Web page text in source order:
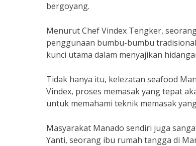
bergoyang.
Menurut Chef Vindex Tengker,
penggunaan bumbu-bumbu
kunci utama dalam menyajikan
Tidak hanya itu, kelezatan seafood
Vindex, proses memasak yang tepat
untuk memahami teknik memasak
Masyarakat Manado sendiri juga
Yanti, seorang ibu rumah tangga di